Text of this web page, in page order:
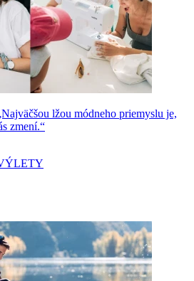
lžou módneho priemyslu je,
zmení.“